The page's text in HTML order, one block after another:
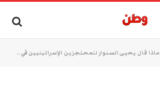
ماذا قال يحيى السنوار للمحتجزين الإسرائيليين في نفق بغزة!؟